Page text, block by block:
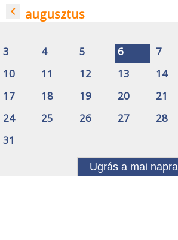
navigate_before augusztus
3
4 5 6 7
10
11 12 13 14
17
18 19 20 21
24
25 26 27 28
31
Ugrás a mai napra